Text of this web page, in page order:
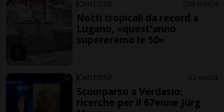
CANTONE 58 min 4
Notti tropicali da record a
Lugano, «quest'anno
supereremo le 50»
CANTONE 2 ore 3
Scomparso a Verdasio:
ricerche per il 67enne Jürg